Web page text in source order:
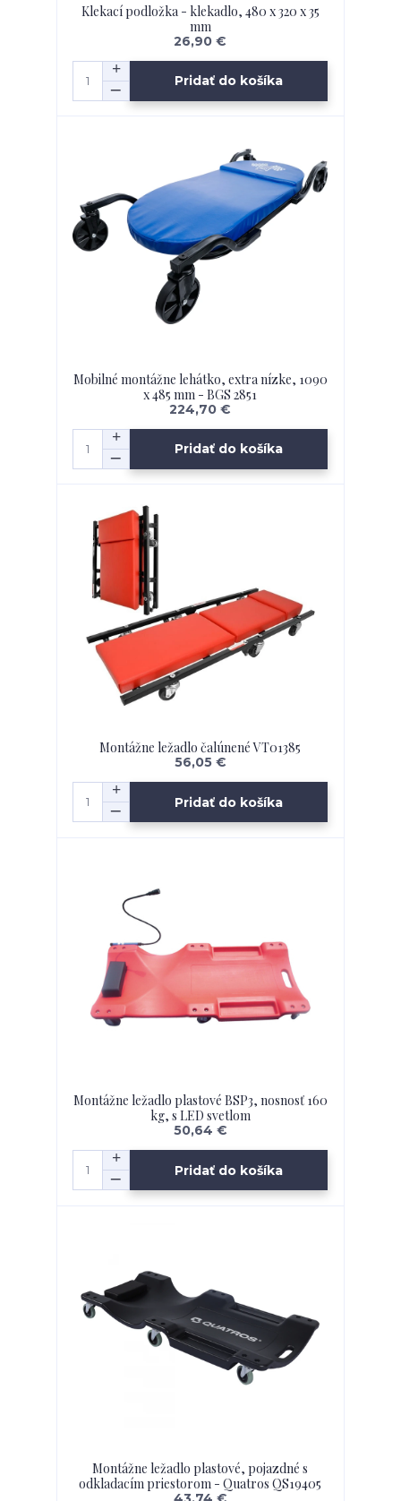
Klekací podložka - klekadlo, 480 x 320 x 35
mm
26,90 €
Pridať do košíka
Mobilné montážne lehátko, extra nízke, 1090
x 485 mm - BGS 2851
224,70 €
Pridať do košíka
Montážne ležadlo čalúnené VT01385
56,05 €
Pridať do košíka
Montážne ležadlo plastové BSP3, nosnosť 160
kg, s LED svetlom
50,64 €
Pridať do košíka
Montážne ležadlo plastové, pojazdné s
odkladacím priestorom - Quatros QS19405